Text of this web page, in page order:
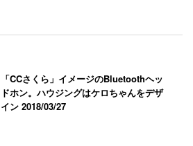
「CCさくら」イメージのBluetoothヘッ
ドホン。ハウジングはケロちゃんをデザ
イン2018/03/27